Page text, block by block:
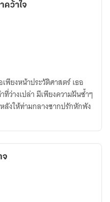
คว้าใจ
พียงหน้าประวัติศาสตร์ เธอ
ว่างเปล่า มีเพียงความฝันซ้ำๆ
ลังให้ท่ามกลางซากปรักหักพัง
จ